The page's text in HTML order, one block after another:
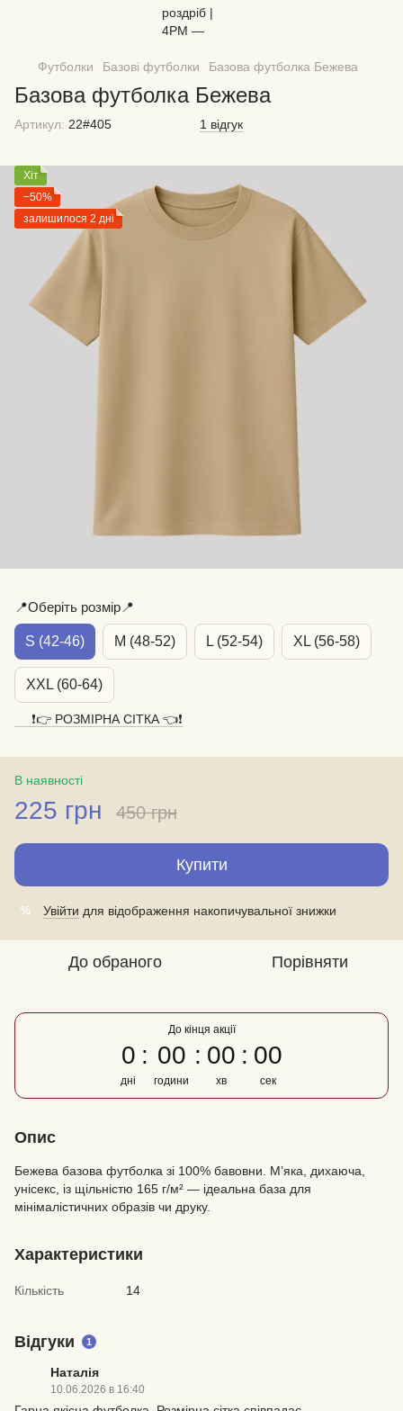
Футболки Базові футболки Базова футболка Бежева
Базова футболка Бежева
Артикул: 22#405 1 відгук
Хіт
−50%
залишилося 2 дні
📍Оберіть розмір📍
S (42-46) M (48-52) L (52-54) XL (56-58)
XXL (60-64)
❗️👉 РОЗМІРНА СІТКА 👈❗️
В наявності
225 грн 450 грн
Купити
% Увійти для відображення накопичувальної знижки
До обраного Порівняти
До кінця акції
0
дні
00
години
00
хв
00
сек
Опис
Бежева базова футболка зі 100% бавовни. М’яка, дихаюча,
унісекс, із щільністю 165 г/м² — ідеальна база для
мінімалістичних образів чи друку.
Характеристики
Кількість 14
Відгуки 1
Наталія
10.06.2026 в 16:40